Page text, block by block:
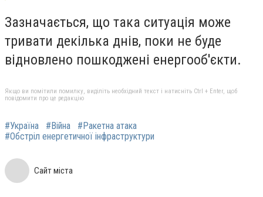
Зазначається, що така ситуація може
тривати декілька днів, поки не буде
відновлено пошкоджені енергооб'єкти.
Якщо ви помітили помилку, виділіть необхідний текст і натисніть Ctrl + Enter, щоб
повідомити про це редакцію
#Україна #Війна
#Ракетна атака
#Обстріл енергетичної інфраструктури
Сайт міста